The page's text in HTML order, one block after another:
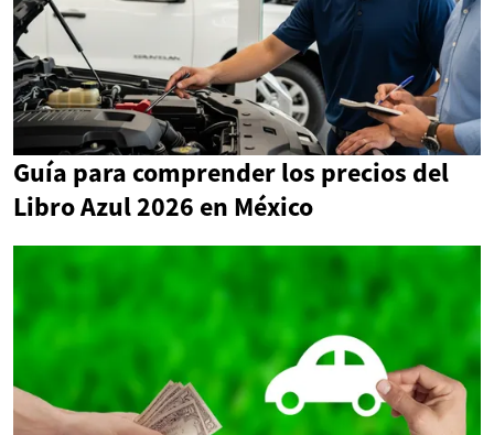
Guía para comprender los precios del
Libro Azul 2026 en México